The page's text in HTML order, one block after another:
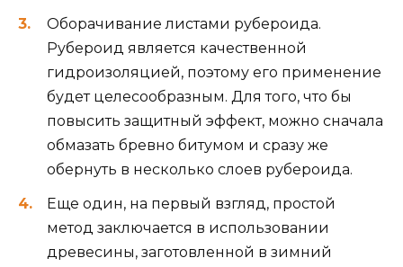
Оборачивание листами рубероида.
Рубероид является качественной
гидроизоляцией, поэтому его применение
будет целесообразным. Для того, что бы
повысить защитный эффект, можно сначала
обмазать бревно битумом и сразу же
обернуть в несколько слоев рубероида.
Еще один, на первый взгляд, простой
метод заключается в использовании
древесины, заготовленной в зимний